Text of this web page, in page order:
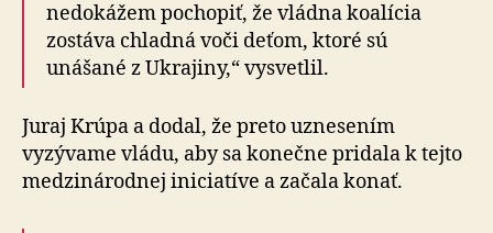
nedokážem pochopiť, že vládna koalícia
zostáva chladná voči deťom, ktoré sú
unášané z Ukrajiny,“ vysvetlil.
Juraj Krúpa a dodal, že preto uznesením
vyzývame vládu, aby sa konečne pridala k tejto
medzinárodnej iniciatíve a začala konať.